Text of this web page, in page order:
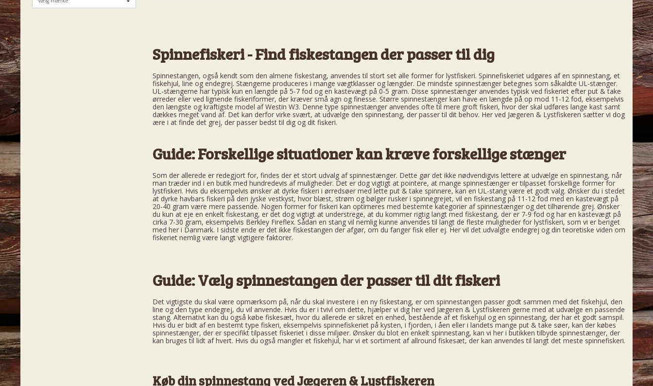
Spinnefiskeri - Find fiskestangen der passer til dig
Spinnestangen, også kendt som den almene fiskestang, anvendes til stort set alle former for lystfiskeri. Spinnefiskeriet udgøres af en spinnestang, et
fiskehjul, line og endegrej. Stængerne produceres i mange vægtklasser og længder. De mindste spinnestænger betegnes som såkaldte UL-stænger.
UL-stængerne har typisk kun en længde på 5-7 fod og en kastevægt på 0-5 gram. Disse spinnestænger anvendes typisk ved fiskeriet efter put & take
ørreder eller ved lignende fiskeriformer, der kræver små agn og finesse. Større spinnestænger kan have en længde på op mod 11-12 fod, eksempelvis
den længste og kraftigste model af Westin W3. Denne type spinnestænger anvendes ofte til mere groft fiskeri, hvor der skal udføres lange kast samt
dækkes meget vand af. Det kan derfor virke svært, at udvælge den spinnestang, der passer til dit behov. Her ved Jægeren & Lystfiskeren sætter vi dog
ære i at finde det grej, der passer bedst til dig og dit fiskeri.
Guide: Forskellige situationer kan kræve forskellige stænger
Som der allerede er redegjort for, findes der et stort udvalg af spinnestænger. Dette gør det ikke nødvendigvis lettere at udvælge en spinnestang, når
man træder ind i en butik med hundredevis af muligheder. Det er dog vigtigt at pointere, at mange spinnestænger er tilpasset forskellige former for
lystfiskeri. Hvis du eksempelvis ønsker at dyrke fiskeri i ørredsøer med lette put & take spinnere, kan en UL-stang være et godt valg. Ønsker du i stedet
at dyrke havbars fiskeri på den jyske vestkyst, hvor blæst, strøm og bølger rusker i spinnegrejet, vil en fiskestang på 11-12 fod med en kastevægt på
20-40 gram være mere passende. Nogen former for fiskeri kan optimeres med bestemte kategorier af spinnestænger og det tilhørende grej. Ønsker
du kun at eje en enkelt fiskestang, er det dog vigtigt at understrege, at du kommer rigtig langt med fiskestang, der er 7-9 fod og har en kastevægt på
cirka 7-30 gram, eksempelvis Berkley Fireflex. Sådan en stang vil nemlig kunne anvendes til langt de fleste muligheder for lystfiskeri, som vi er beriget
med her i Danmark. I sidste ende er det ikke fiskestangen der afgør, om du fanger fisk eller ej. Her vil det udvalgte endegrej og din teoretiske viden om
fiskeriet nemlig være langt vigtigere faktorer.
Guide: Vælg spinnestangen der passer til dit fiskeri
Det vigtigste du skal være opmærksom på, når du skal investere i en ny fiskestang, er om spinnestangen passer godt sammen med det fiskehjul, den
line og den type endegrej, du vil anvende. Hvis du er i tvivl om dette, hjælper vi dig her ved Jægeren & Lystfiskeren gerne med at udvælge en passende
stang. Alternativt kan du også købe fiskesæt, hvor du allerede er sikret en enhed, bestående af et fiskehjul og en spinnestang, der har et godt samspil.
Hvis du er bidt af en bestemt type fiskeri, eksempelvis spinnefiskeriet på kysten, i fjorden, i åen eller i landets mange put & take søer, kan der købes
spinnestænger, der er specifikt tilpasset fiskeriet i disse miljøer. Ønsker du blot en enkelt spinnestang, kan vi her i butikken tilbyde spinnestænger, der
kan bruges til lidt af hvert. Hvis du også mangler et fiskehjul, har vi et sortiment af allround fiskesæt, der kan anvendes til langt det meste spinnefiskeri.
Køb din spinnestang ved Jægeren & Lystfiskeren